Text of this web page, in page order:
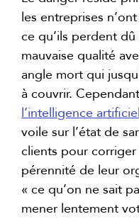
les entreprises
ce qu’ils perdent
mauvaise qualité
angle mort qui
à couvrir.
l’intelligence
voile sur l’état de
clients pour
pérennité de leur
« ce qu’on ne sait
mener lentement